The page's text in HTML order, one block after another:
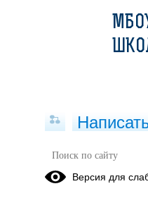
Памятные даты
ОтечестваВерсия для